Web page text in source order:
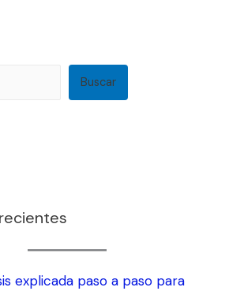
Buscar
explicada paso a paso para